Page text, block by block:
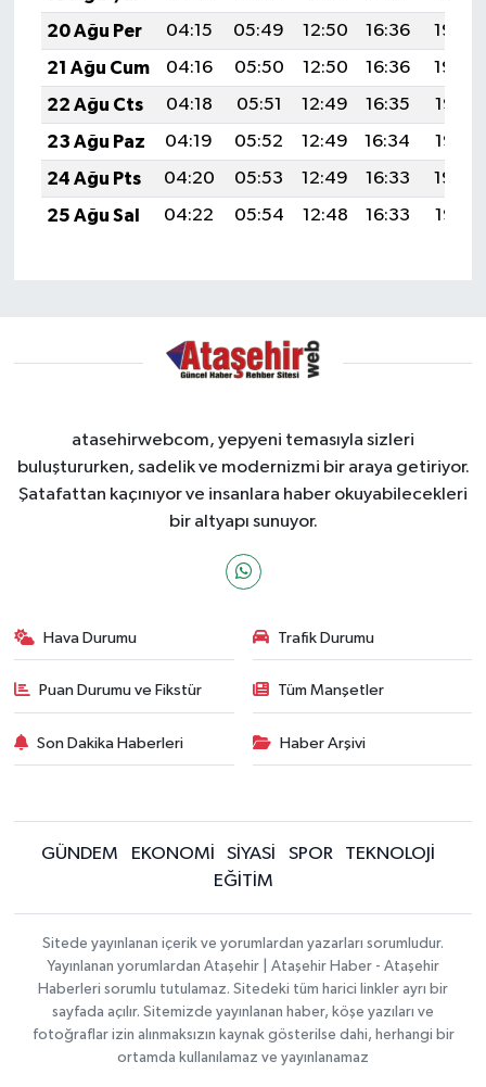
20 Ağu Per
04:15 05:49 12:50 16:36
19:40
21 Ağu Cum
04:16 05:50 12:50 16:36
19:39
22 Ağu Cts
04:18 05:51 12:49 16:35
19:37
23 Ağu Paz
04:19 05:52 12:49 16:34
19:36
24 Ağu Pts
04:20 05:53 12:49 16:33
19:34
25 Ağu Sal
04:22 05:54 12:48 16:33 19:33
atasehirwebcom, yepyeni temasıyla sizleri
buluştururken, sadelik ve modernizmi bir araya getiriyor.
Şatafattan kaçınıyor ve insanlara haber okuyabilecekleri
bir altyapı sunuyor.
Hava Durumu Trafik Durumu
Puan Durumu ve Fikstür Tüm Manşetler
Son Dakika Haberleri Haber Arşivi
GÜNDEM EKONOMİ SİYASİ SPOR
TEKNOLOJİ
EĞİTİM
Sitede yayınlanan içerik ve yorumlardan yazarları sorumludur.
Yayınlanan yorumlardan Ataşehir | Ataşehir Haber - Ataşehir
Haberleri sorumlu tutulamaz. Sitedeki tüm harici linkler ayrı bir
sayfada açılır. Sitemizde yayınlanan haber, köşe yazıları ve
fotoğraflar izin alınmaksızın kaynak gösterilse dahi, herhangi bir
ortamda kullanılamaz ve yayınlanamaz